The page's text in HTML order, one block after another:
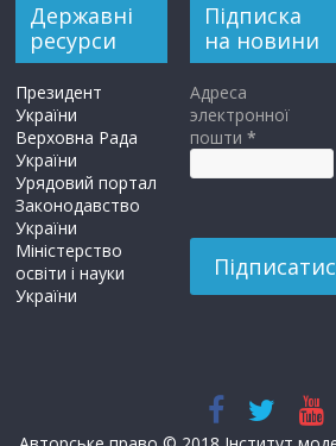
Державні
ресурси
Президент
України
Верховна Рада
України
Урядовий портал
Законодавство
України
Міністерство
освіти і науки
України
Підписка
на новини
Адреса
электронної
пошти*